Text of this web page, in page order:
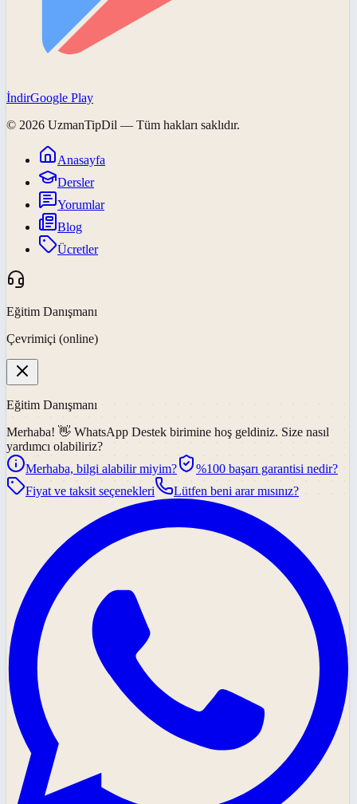
İndirGoogle Play
© 2026 UzmanTipDil — Tüm hakları saklıdır.
Anasayfa
Dersler
Yorumlar
Blog
Ücretler
Eğitim Danışmanı
Çevrimiçi (online)
Eğitim Danışmanı
Merhaba! 👋 WhatsApp Destek birimine hoş geldiniz. Size nasıl
yardımcı olabiliriz?
Merhaba, bilgi alabilir miyim?
%100 başarı garantisi nedir?
Fiyat ve taksit seçenekleri
Lütfen beni arar mısınız?